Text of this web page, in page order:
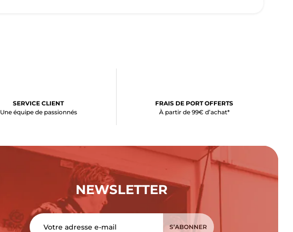
SERVICE CLIENT
Une équipe de passionnés
FRAIS DE PORT OFFERTS
À partir de 99€ d’achat*
NEWSLETTER